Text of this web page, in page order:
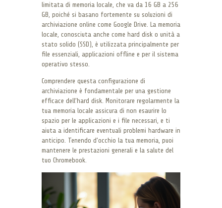
limitata di memoria locale, che va da 16 GB a 256
GB, poiché si basano fortemente su soluzioni di
archiviazione online come Google Drive. La memoria
locale, conosciuta anche come hard disk o unità a
stato solido (SSD), è utilizzata principalmente per
file essenziali, applicazioni offline e per il sistema
operativo stesso.
Comprendere questa configurazione di
archiviazione è fondamentale per una gestione
efficace dell’hard disk. Monitorare regolarmente la
tua memoria locale assicura di non esaurire lo
spazio per le applicazioni e i file necessari, e ti
aiuta a identificare eventuali problemi hardware in
anticipo. Tenendo d’occhio la tua memoria, puoi
mantenere le prestazioni generali e la salute del
tuo Chromebook.